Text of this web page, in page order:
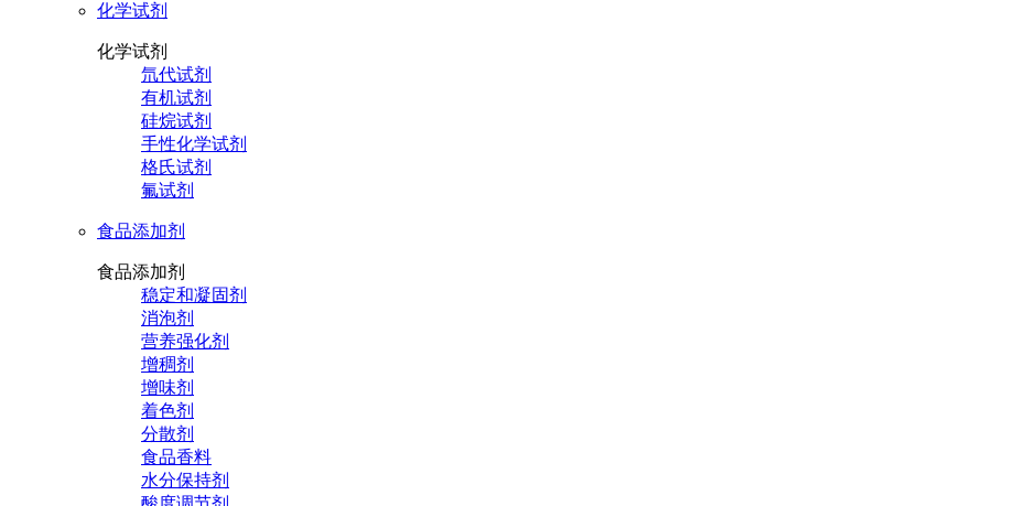
化学试剂
化学试剂
氘代试剂
有机试剂
硅烷试剂
手性化学试剂
格氏试剂
氟试剂
食品添加剂
食品添加剂
稳定和凝固剂
消泡剂
营养强化剂
增稠剂
增味剂
着色剂
分散剂
食品香料
水分保持剂